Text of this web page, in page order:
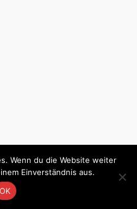
Wenn du die Website weiter
Einverständnis aus.
OK